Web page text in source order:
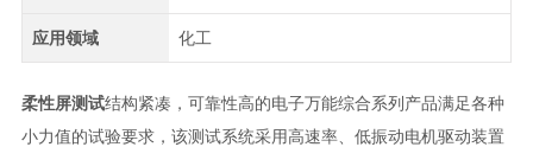
应用领域 化工
柔性屏测试结构紧凑，可靠性高的电子万能综合系列产品满足各种
小力值的试验要求，该测试系统采用高速率、低振动电机驱动装置